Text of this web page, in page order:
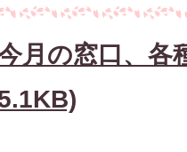
月の窓口、各